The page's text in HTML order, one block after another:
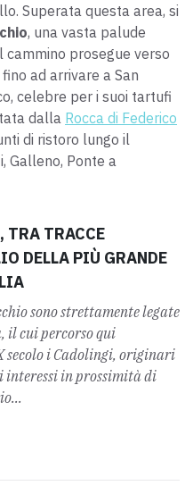
Superata questa area, si
, una vasta palude
cammino prosegue verso
ad arrivare a San
celebre per i suoi tartufi
dalla Rocca di Federico
di ristoro lungo il
Galleno, Ponte a
TRA TRACCE
DELLA PIÙ GRANDE
sono strettamente legate
il cui percorso qui
secolo i Cadolingi, originari
interessi in prossimità di